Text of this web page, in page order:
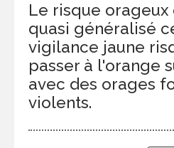
Le risque
quasi généralisé
vigilance jaune
passer à l'orange
avec des orages
violents.